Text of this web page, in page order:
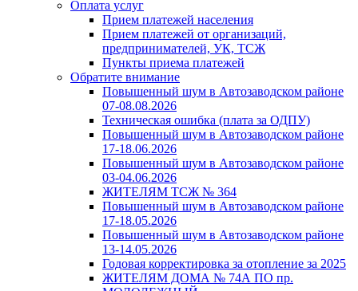
Оплата услуг
Прием платежей населения
Прием платежей от организаций,
предпринимателей, УК, ТСЖ
Пункты приема платежей
Обратите внимание
Повышенный шум в Автозаводском районе
07-08.08.2026
Техническая ошибка (плата за ОДПУ)
Повышенный шум в Автозаводском районе
17-18.06.2026
Повышенный шум в Автозаводском районе
03-04.06.2026
ЖИТЕЛЯМ ТСЖ № 364
Повышенный шум в Автозаводском районе
17-18.05.2026
Повышенный шум в Автозаводском районе
13-14.05.2026
Годовая корректировка за отопление за 2025
ЖИТЕЛЯМ ДОМА № 74А ПО пр.